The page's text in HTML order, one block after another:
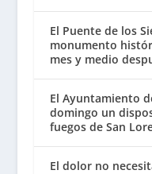
El Puente de los
monumento
mes y medio
El Ayuntamiento
domingo un
fuegos de San
El dolor no